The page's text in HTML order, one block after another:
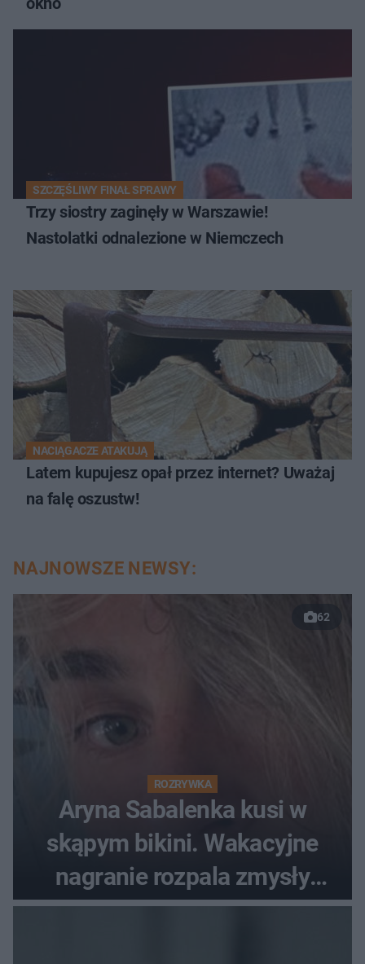
SZCZĘŚLIWY FINAŁ SPRAWY
Trzy siostry zaginęły w Warszawie!
Nastolatki odnalezione w Niemczech
NACIĄGACZE ATAKUJĄ
Latem kupujesz opał przez internet? Uważaj
na falę oszustw!
NAJNOWSZE NEWSY:
62
ROZRYWKA
Aryna Sabalenka kusi w
skąpym bikini. Wakacyjne
nagranie rozpala zmysły
fanów